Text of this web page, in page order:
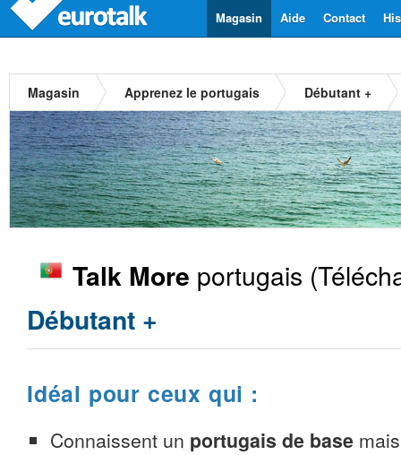
Contact
Aide
Magasin
Magasin Apprenez le portugais Débutant +
Talk More portugais
Débutant +
Idéal pour ceux qui :
Connaissent un portugais de base